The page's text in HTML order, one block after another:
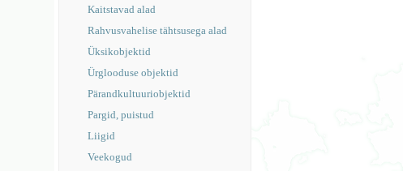
Kaitstavad alad
Rahvusvahelise tähtsusega alad
Üksikobjektid
Ürglooduse objektid
Pärandkultuuriobjektid
Pargid, puistud
Liigid
Veekogud